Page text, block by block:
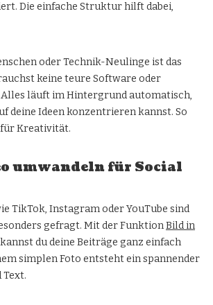
Die einfache Struktur hilft dabei,
oder Technik-Neulinge ist das
keine teure Software oder
Alles läuft im Hintergrund automatisch,
deine Ideen konzentrieren kannst. So
Kreativität.
umwandeln für Social
TikTok, Instagram oder YouTube sind
gefragt. Mit der FunktionBild in
kannst du deine Beiträge ganz einfach
simplen Foto entsteht ein spannender